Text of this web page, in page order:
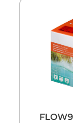
d’énergie,
jusqu'à
requiert
à nettoyer
surchauffes
dans la livraison:
réseau 10 m